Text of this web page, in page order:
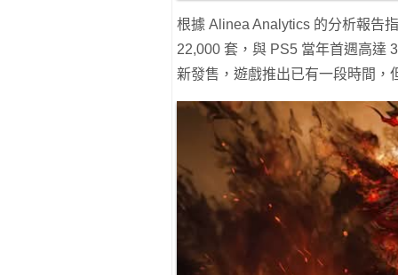
根據 Alinea Analytics 的分析報告
22,000 套，與 PS5 當年首週高達
新發售，遊戲推出已有一段時間，